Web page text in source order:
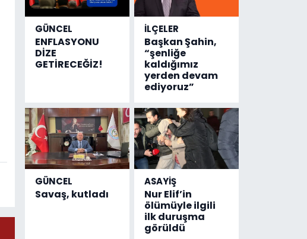
GÜNCEL
ENFLASYONU
DİZE
GETİRECEĞİZ!
İLÇELER
Başkan Şahin,
“şenliğe
kaldığımız
yerden devam
ediyoruz”
GÜNCEL
Savaş, kutladı
ASAYİŞ
Nur Elif’in
ölümüyle ilgili
ilk duruşma
görüldü